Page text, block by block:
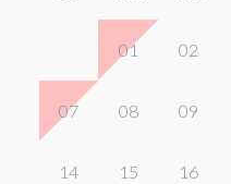
01 02
07 08 09
14 15 16